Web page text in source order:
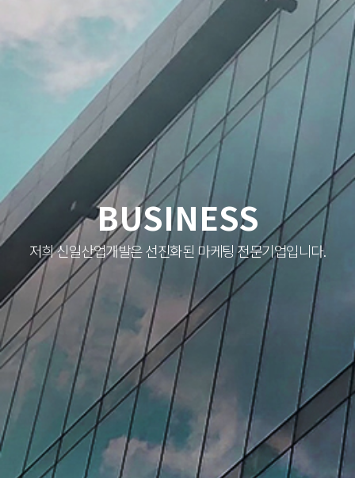
BUSINESS
저희 신일산업개발은 선진화된 마케팅 전문기업입니다.